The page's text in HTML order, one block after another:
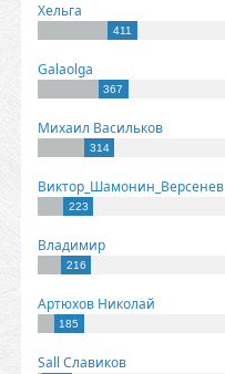
Хельга
411
Galaolga
367
Михаил Васильков
314
Виктор_Шамонин_Версенев
223
Владимир
216
Артюхов Николай
185
Sall Славиков